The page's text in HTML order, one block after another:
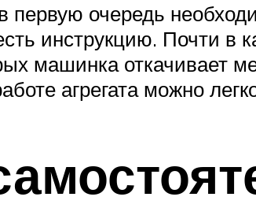
очередь
инструкцию. Почти в
машинка откачивает
агрегата можно